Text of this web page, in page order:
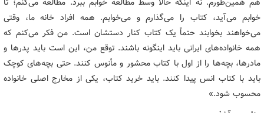
خوابم می‌آید، کتاب را می‌گذارم و می‌خوابم. همه افراد خانه ما، وقتی
می‌خواهند بخوابند حتماً یک کتاب کنار دستشان است. من فکر می‌کنم که
همه خانواده‌های ایرانی باید اینگونه باشند. توقع من، این است باید پدرها و
مادرها، بچه‌ها را از اول با کتاب محشور و مأنوس کنند. حتی بچه‌های کوچک
باید با کتاب انس پیدا کنند. باید خرید کتاب، یکی از مخارج اصلی خانواده
محسوب شود.»